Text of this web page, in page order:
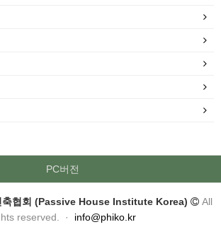
PC버전
축협회 (Passive House Institute Korea)
All
reserved. · info@phiko.kr